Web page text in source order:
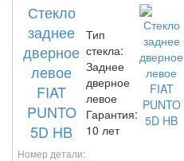
Стекло
заднее
дверное
левое
FIAT
PUNTO
5D HB
Номер детали:
Тип
стекла:
Заднее
дверное
левое
Гарантия:
10 лет